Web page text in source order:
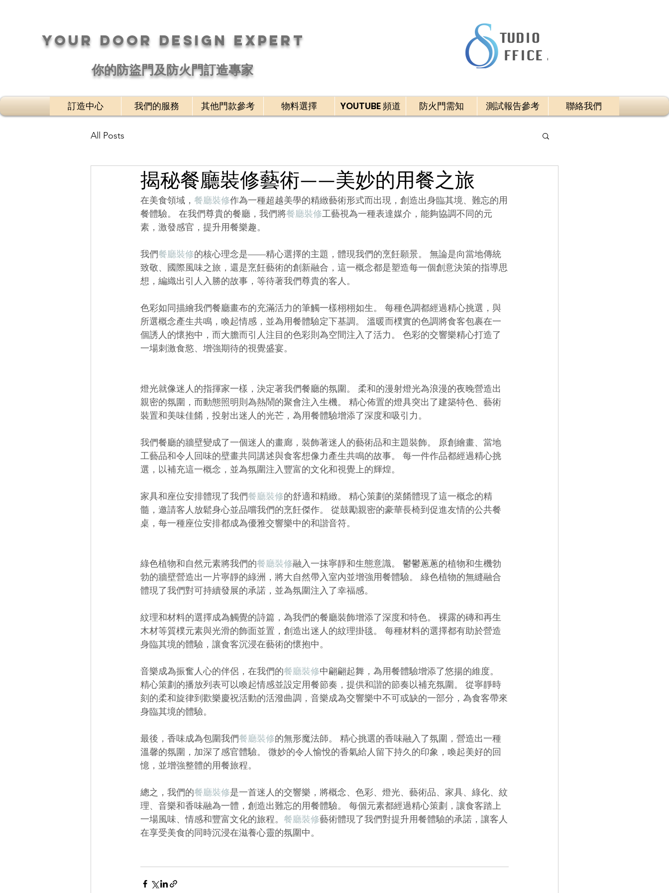
your DOOR design Expert
​你的防盜門及防火門訂造專家
訂造中心 我們的服務 其他門款參考 物料選擇 YOUTUBE 頻道 防火門需知 測試報告參考 聯絡我們
All Posts
揭秘餐廳裝修藝術——美妙的用餐之旅
在美食領域， 餐廳裝修作為一種超越美學的精緻藝術形式而出現，創造出身臨其境、難忘的用
餐體驗。 在我們尊貴的餐廳，我們將餐廳裝修工藝視為一種表達媒介，能夠協調不同的元
素，激發感官，提升用餐樂趣。
我們餐廳裝修的核心理念是——精心選擇的主題，體現我們的烹飪願景。 無論是向當地傳統
致敬、國際風味之旅，還是烹飪藝術的創新融合，這一概念都是塑造每一個創意決策的指導思
想，編織出引人入勝的故事，等待著我們尊貴的客人。
色彩如同描繪我們餐廳畫布的充滿活力的筆觸一樣栩栩如生。 每種色調都經過精心挑選，與
所選概念產生共鳴，喚起情感，並為用餐體驗定下基調。 溫暖而樸實的色調將食客包裹在一
個誘人的懷抱中，而大膽而引人注目的色彩則為空間注入了活力。 色彩的交響樂精心打造了
一場刺激食慾、增強期待的視覺盛宴。
燈光就像迷人的指揮家一樣，決定著我們餐廳的氛圍。 柔和的漫射燈光為浪漫的夜晚營造出
親密的氛圍，而動態照明則為熱鬧的聚會注入生機。 精心佈置的燈具突出了建築特色、藝術
裝置和美味佳餚，投射出迷人的光芒，為用餐體驗增添了深度和吸引力。
我們餐廳的牆壁變成了一個迷人的畫廊，裝飾著迷人的藝術品和主題裝飾。 原創繪畫、當地
工藝品和令人回味的壁畫共同講述與食客想像力產生共鳴的故事。 每一件作品都經過精心挑
選，以補充這一概念，並為氛圍注入豐富的文化和視覺上的輝煌。
家具和座位安排體現了我們餐廳裝修的舒適和精緻。 精心策劃的菜餚體現了這一概念的精
髓，邀請客人放鬆身心並品嚐我們的烹飪傑作。 從鼓勵親密的豪華長椅到促進友情的公共餐
桌，每一種座位安排都成為優雅交響樂中的和諧音符。
綠色植物和自然元素將我們的餐廳裝修融入一抹寧靜和生態意識。 鬱鬱蔥蔥的植物和生機勃
勃的牆壁營造出一片寧靜的綠洲，將大自然帶入室內並增強用餐體驗。 綠色植物的無縫融合
體現了我們對可持續發展的承諾，並為氛圍注入了幸福感。
紋理和材料的選擇成為觸覺的詩篇，為我們的餐廳裝飾增添了深度和特色。 裸露的磚和再生
木材等質樸元素與光滑的飾面並置，創造出迷人的紋理掛毯。 每種材料的選擇都有助於營造
身臨其境的體驗，讓食客沉浸在藝術的懷抱中。
音樂成為振奮人心的伴侶，在我們的餐廳裝修中翩翩起舞，為用餐體驗增添了悠揚的維度。
精心策劃的播放列表可以喚起情感並設定用餐節奏，提供和諧的節奏以補充氛圍。 從寧靜時
刻的柔和旋律到歡樂慶祝活動的活潑曲調，音樂成為交響樂中不可或缺的一部分，為食客帶來
身臨其境的體驗。
最後，香味成為包圍我們餐廳裝修的無形魔法師。 精心挑選的香味融入了氛圍，營造出一種
溫馨的氛圍，加深了感官體驗。 微妙的令人愉悅的香氣給人留下持久的印象，喚起美好的回
憶，並增強整體的用餐旅程。
總之，我們的餐廳裝修是一首迷人的交響樂，將概念、色彩、燈光、藝術品、家具、綠化、紋
理、音樂和香味融為一體，創造出難忘的用餐體驗。 每個元素都經過精心策劃，讓食客踏上
一場風味、情感和豐富文化的旅程。 餐廳裝修藝術體現了我們對提升用餐體驗的承諾，讓客人
在享受美食的同時沉浸在滋養心靈的氛圍中。